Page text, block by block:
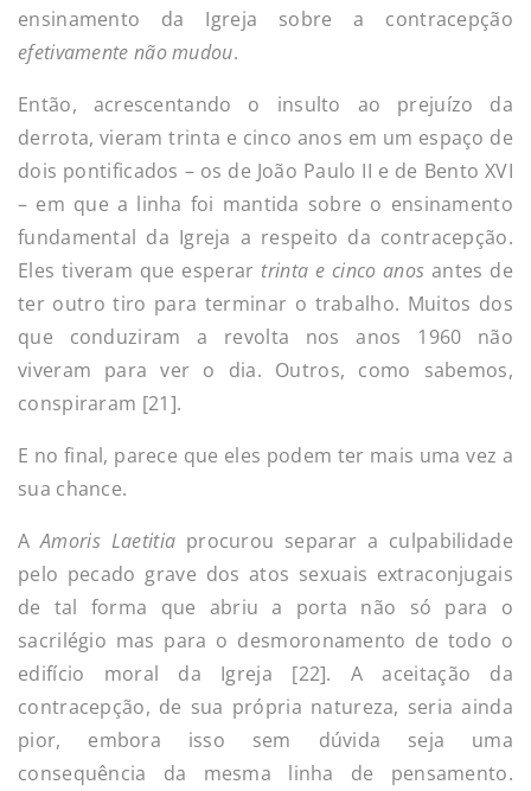
ensinamento da Igreja sobre a contracepção
efetivamente não mudou.
Então, acrescentando o insulto ao prejuízo da
derrota, vieram trinta e cinco anos em um espaço de
dois pontificados – os de João Paulo II e de Bento XVI
– em que a linha foi mantida sobre o ensinamento
fundamental da Igreja a respeito da contracepção.
Eles tiveram que esperar trinta e cinco anos antes de
ter outro tiro para terminar o trabalho. Muitos dos
que conduziram a revolta nos anos 1960 não
viveram para ver o dia. Outros, como sabemos,
conspiraram [21].
E no final, parece que eles podem ter mais uma vez a
sua chance.
AAmoris Laetitia procurou separar a culpabilidade
pelo pecado grave dos atos sexuais extraconjugais
de tal forma que abriu a porta não só para o
sacrilégio mas para o desmoronamento de todo o
edifício moral da Igreja [22]. A aceitação da
contracepção, de sua própria natureza, seria ainda
pior, embora isso sem dúvida seja uma
consequência da mesma linha de pensamento.